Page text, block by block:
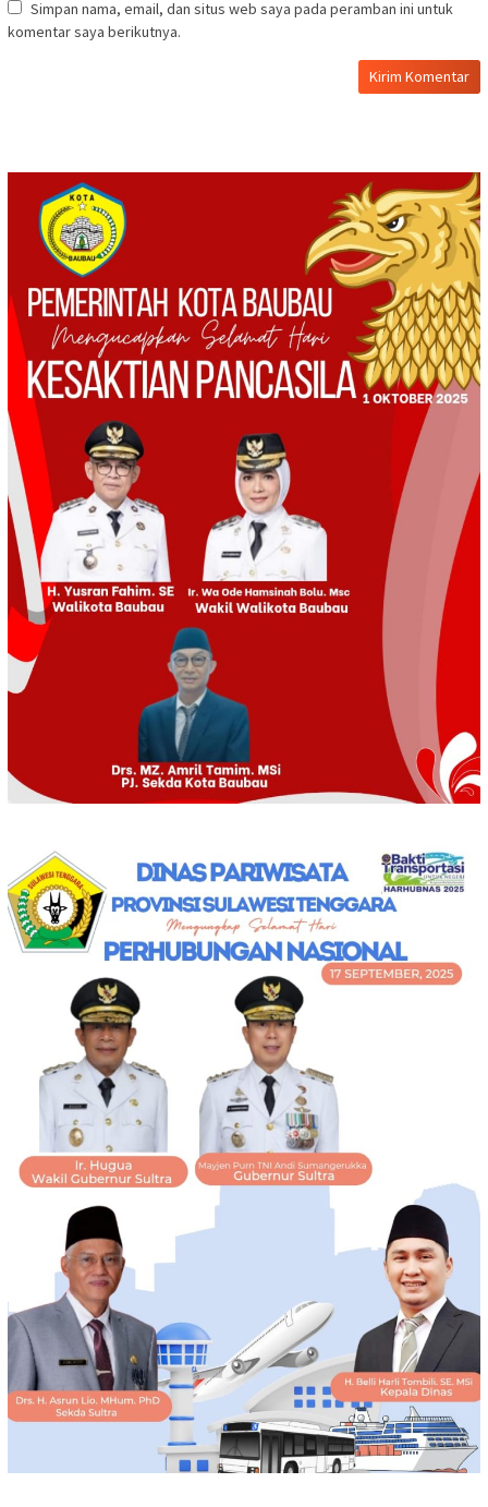
Simpan nama, email, dan situs web saya pada peramban ini untuk
komentar saya berikutnya.